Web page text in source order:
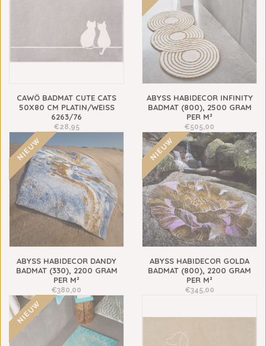
CAWÖ BADMAT CUTE CATS
50X80 CM PLATIN/WEISS 6
263/76
€28,95
ABYSS HABIDECOR INFINITY
BADMAT (800), 2500 GRAM
PER M²
€505,00
NIEUW
ABYSS HABIDECOR DANDY
BADMAT (330), 2200 GRAM
PER M²
€380,00
NIEUW
ABYSS HABIDECOR GOLDA
BADMAT (800), 2200 GRAM
PER M²
€345,00
NIEUW